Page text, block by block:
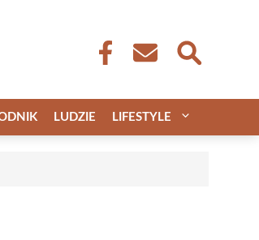
LUDZIE LIFESTYLE